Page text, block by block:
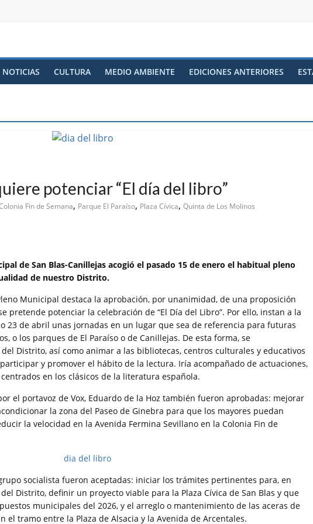
NOTICIAS CULTURA MEDIO AMBIENTE EDICIONES ANTERIORES
potenciar “El día del libro”
Fin de Semana, Parque El Paraíso, Plaza Cívica, Quinta de Los Molinos
de San Blas-Canillejas acogió el pasado 15 de enero el habitual pleno
de nuestro Distrito.
Municipal destaca la aprobación, por unanimidad, de una proposición
pretende potenciar la celebración de “El Día del Libro”. Por ello, instan a la
23 de abril unas jornadas en un lugar que sea de referencia para futuras
o los parques de El Paraíso o de Canillejas. De esta forma, se
Distrito, así como animar a las bibliotecas, centros culturales y educativos
y promover el hábito de la lectura. Iría acompañado de actuaciones,
en los clásicos de la literatura española.
el portavoz de Vox, Eduardo de la Hoz también fueron aprobadas: mejorar
la zona del Paseo de Ginebra para que los mayores puedan
la velocidad en la Avenida Fermina Sevillano en la Colonia Fin de
socialista fueron aceptadas: iniciar los trámites pertinentes para, en
Distrito, definir un proyecto viable para la Plaza Cívica de San Blas y que
municipales del 2026, y el arreglo o mantenimiento de las aceras de
el tramo entre la Plaza de Alsacia y la Avenida de Arcentales.